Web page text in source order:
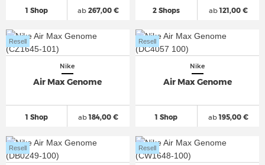
1 Shop ab 267,00 € 2 Shops ab121,00 €
Nike
Air Max Genome
1 Shop
Resell
ab184,00 €
Nike
Air Max Genome
1 Shop
Resell
ab195,00 €
Resell Resell